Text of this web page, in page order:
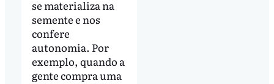
se materializa na
semente e nos
confere
autonomia. Por
exemplo, quando a
gente compra uma